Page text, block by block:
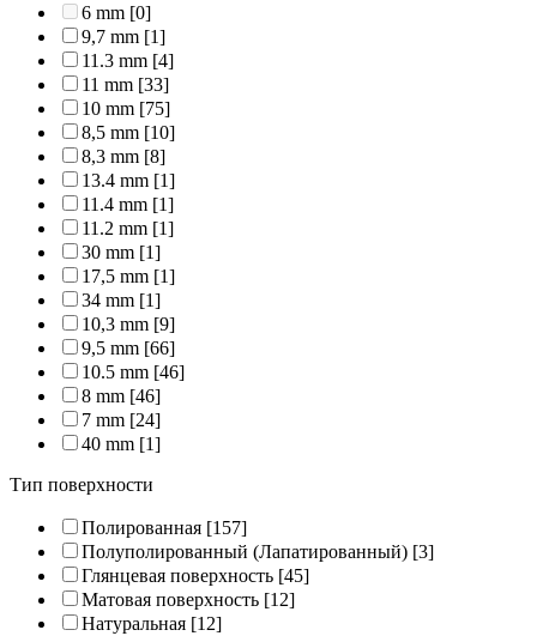
6 mm [0]
9,7 mm [1]
11.3 mm [4]
11 mm [33]
10 mm [75]
8,5 mm [10]
8,3 mm [8]
13.4 mm [1]
11.4 mm [1]
11.2 mm [1]
30 mm [1]
17,5 mm [1]
34 mm [1]
10,3 mm [9]
9,5 mm [66]
10.5 mm [46]
8 mm [46]
7 mm [24]
40 mm [1]
Тип поверхности
Полированная [157]
Полуполированный (Лапатированный) [3]
Глянцевая поверхность [45]
Матовая поверхность [12]
Натуральная [12]